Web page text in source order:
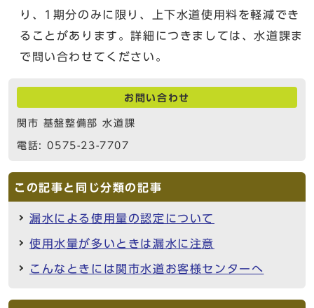
り、1期分のみに限り、上下水道使用料を軽減でき
ることがあります。詳細につきましては、水道課ま
で問い合わせてください。
お問い合わせ
関市 基盤整備部 水道課
電話: 0575-23-7707
この記事と同じ分類の記事
漏水による使用量の認定について
使用水量が多いときは漏水に注意
こんなときには関市水道お客様センターへ